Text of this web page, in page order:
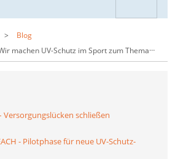
Blog
machen UV-Schutz im Sport zum Thema…
Versorgungslücken schließen
- Pilotphase für neue UV-Schutz-